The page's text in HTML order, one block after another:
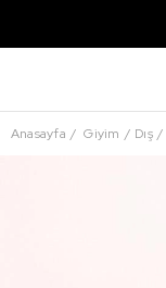
Anasayfa Giyim Dış